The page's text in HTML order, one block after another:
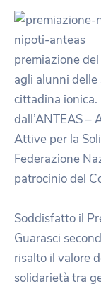
premiazione del
agli alunni delle
cittadina ionica.
dall’ANTEAS –
Attive per la
Federazione
patrocinio del
Soddisfatto il
Guarasci
risalto il valore
solidarietà tra